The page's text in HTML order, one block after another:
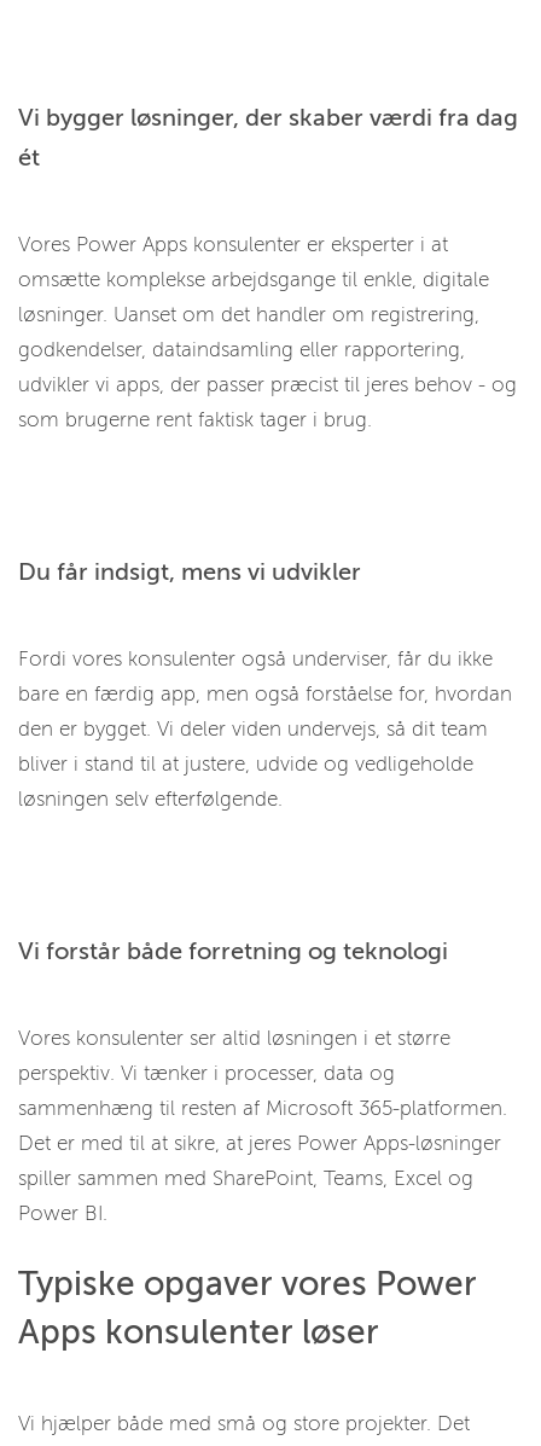
Vi bygger løsninger, der skaber værdi fra dag
ét
Vores Power Apps konsulenter er eksperter i at
omsætte komplekse arbejdsgange til enkle, digitale
løsninger. Uanset om det handler om registrering,
godkendelser, dataindsamling eller rapportering,
udvikler vi apps, der passer præcist til jeres behov - og
som brugerne rent faktisk tager i brug.
Du får indsigt, mens vi udvikler
Fordi vores konsulenter også underviser, får du ikke
bare en færdig app, men også forståelse for, hvordan
den er bygget. Vi deler viden undervejs, så dit team
bliver i stand til at justere, udvide og vedligeholde
løsningen selv efterfølgende.
Vi forstår både forretning og teknologi
Vores konsulenter ser altid løsningen i et større
perspektiv. Vi tænker i processer, data og
sammenhæng til resten af Microsoft 365-platformen.
Det er med til at sikre, at jeres Power Apps-løsninger
spiller sammen med SharePoint, Teams, Excel og
Power BI.
Typiske opgaver vores Power
Apps konsulenter løser
Vi hjælper både med små og store projekter. Det